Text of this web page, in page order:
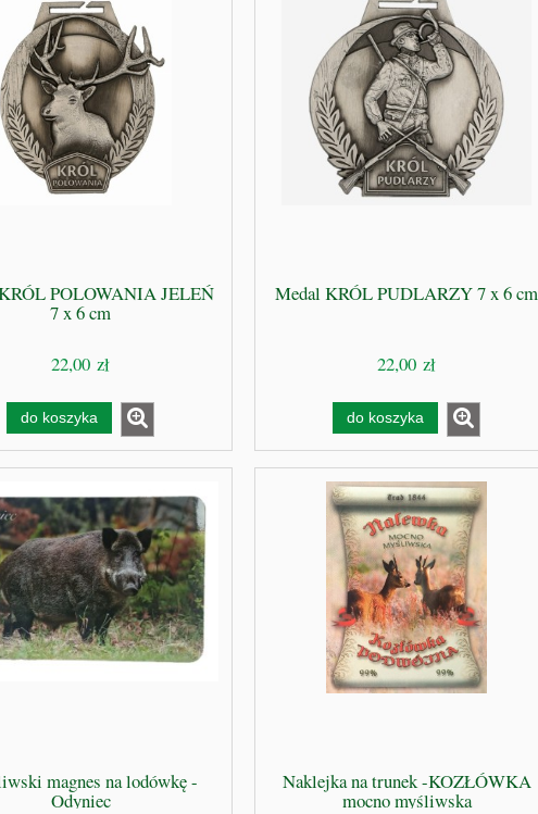
151,00 zł
regularna:199,00 zł
do koszyka
970,00 zł
do koszyka
POLOWANIA JELEŃ
7 x 6 cm
22,00 zł
do koszyka
Medal KRÓL PUDLARZY 7 x 6 cm
22,00 zł
do koszyka
magnes na lodówkę -
Odyniec
Naklejka na trunek -KOZŁÓWKA
mocno myśliwska